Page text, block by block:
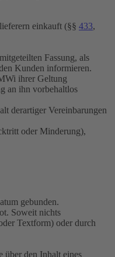
einkauft (§§ 433,
Fassung, als
Kunden informieren.
ihrer Geltung
an ihn vorbehaltlos
derartiger Vereinbarungen
oder Minderung),
gebunden.
Soweit nichts
Textform) oder durch
über den Inhalt eines